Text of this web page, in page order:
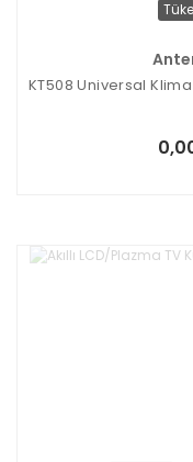
KT508 Universal